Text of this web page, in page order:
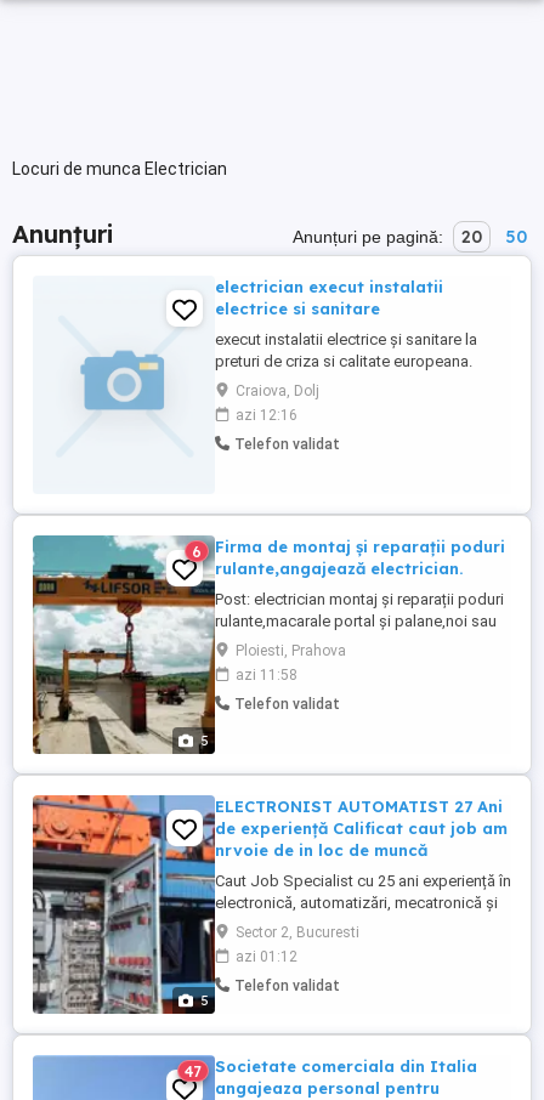
Locuri de munca Electrician
Anunțuri Anunțuri pe pagină: 20 50
electrician execut instalatii
electrice si sanitare
execut instalatii electrice și sanitare la
preturi de criza si calitate europeana.
Craiova, Dolj
azi 12:16
Telefon validat
5
6
Firma de montaj și reparații poduri
rulante,angajează electrician.
Post: electrician montaj și reparații poduri
rulante,macarale portal și palane,noi sau
model vechi. Cerințe: citire scheme
electrice ,capacitate de lucru în
echipa,permis categoria B,aptitudini
pentru lucrul la înălțime. Lucrările se vor
Ploiesti, Prahova
azi 11:58
Telefon validat
5
ELECTRONIST AUTOMATIST 27 Ani
de experiență Calificat caut job am
nrvoie de in loc de muncă
Caut Job Specialist cu 25 ani experiență în
electronică, automatizări, mecatronică și
reparații industriale Sunt un electronist cu
26 de ani de experiență practică în
depanarea și modernizarea sistemelor
industriale. Ofer soluții complete pentru
speciale și panouri ...
Sector 2, Bucuresti
azi 01:12
Telefon validat
47
Societate comerciala din Italia
angajeaza personal pentru